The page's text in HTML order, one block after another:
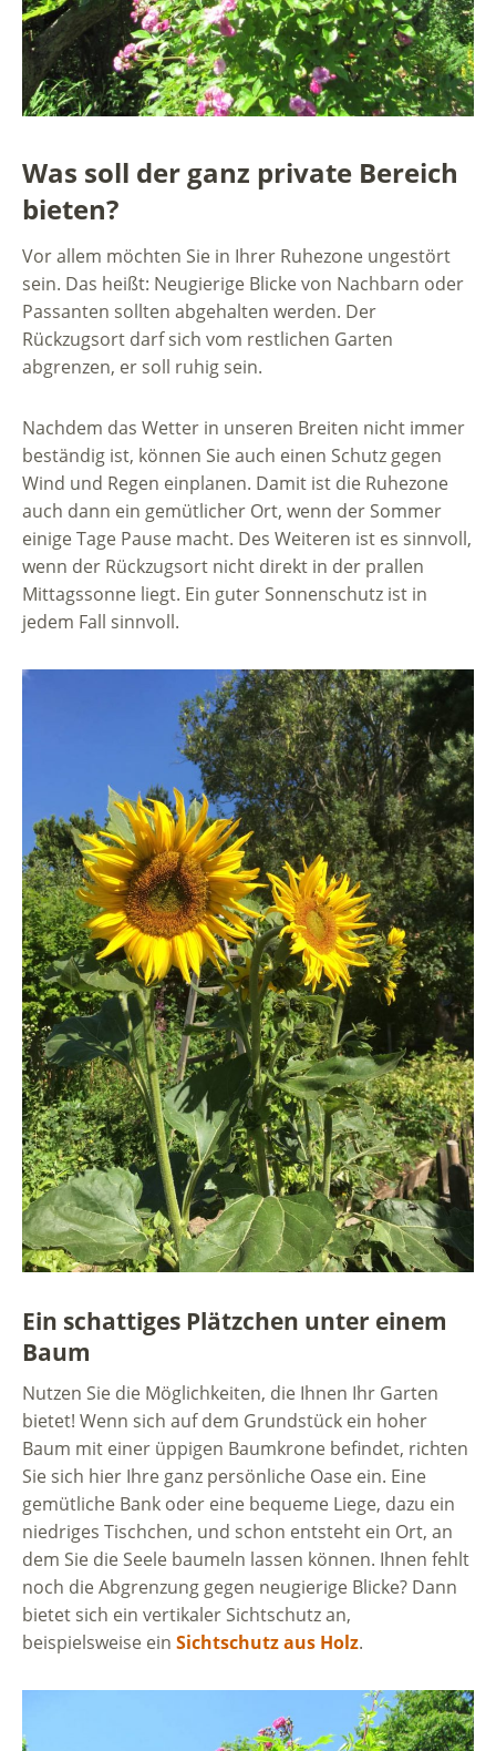
Was soll der ganz private Bereich
bieten?
Vor allem möchten Sie in Ihrer Ruhezone ungestört
sein. Das heißt: Neugierige Blicke von Nachbarn oder
Passanten sollten abgehalten werden. Der
Rückzugsort darf sich vom restlichen Garten
abgrenzen, er soll ruhig sein.
Nachdem das Wetter in unseren Breiten nicht immer
beständig ist, können Sie auch einen Schutz gegen
Wind und Regen einplanen. Damit ist die Ruhezone
auch dann ein gemütlicher Ort, wenn der Sommer
einige Tage Pause macht. Des Weiteren ist es sinnvoll,
wenn der Rückzugsort nicht direkt in der prallen
Mittagssonne liegt. Ein guter Sonnenschutz ist in
jedem Fall sinnvoll.
Ein schattiges Plätzchen unter einem
Baum
Nutzen Sie die Möglichkeiten, die Ihnen Ihr Garten
bietet! Wenn sich auf dem Grundstück ein hoher
Baum mit einer üppigen Baumkrone befindet, richten
Sie sich hier Ihre ganz persönliche Oase ein. Eine
gemütliche Bank oder eine bequeme Liege, dazu ein
niedriges Tischchen, und schon entsteht ein Ort, an
dem Sie die Seele baumeln lassen können. Ihnen fehlt
noch die Abgrenzung gegen neugierige Blicke? Dann
bietet sich ein vertikaler Sichtschutz an,
beispielsweise ein Sichtschutz aus Holz.